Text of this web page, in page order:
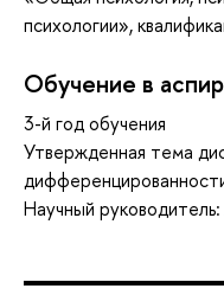
психологии»,
Обучение в
3-й год обучения
Утвержденная тема
Научный руководитель: